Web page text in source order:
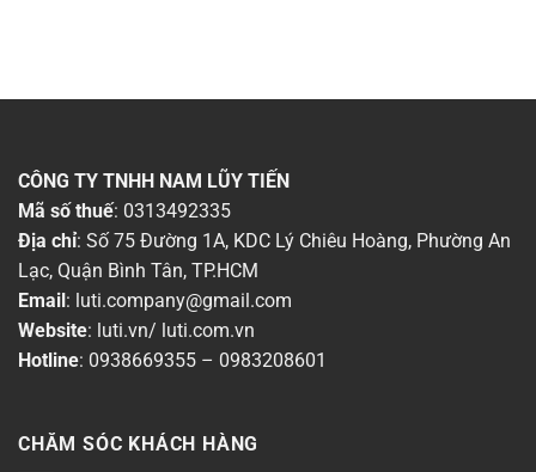
CÔNG TY TNHH NAM LŨY TIẾN
Mã số thuế: 0313492335
Địa chỉ: Số 75 Đường 1A, KDC Lý Chiêu Hoàng, Phường An
Lạc, Quận Bình Tân, TP.HCM
Email : luti.company@gmail.com
Website: luti.vn/ luti.com.vn
Hotline: 0938669355 – 0983208601
CHĂM SÓC KHÁCH HÀNG